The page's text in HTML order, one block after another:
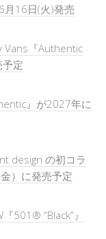
月16日(火)発売
Vans『Authentic
定
』が2027年に
design の初コラ
）に発売予定
501®︎ “Black”』